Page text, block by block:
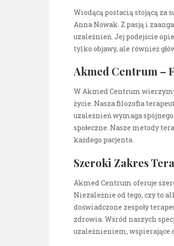
Wiodącą postacią stojącą za
Anna Nowak. Z pasją i
uzależnień. Jej podejście
tylko objawy, ale również
Akmed Centrum –
W Akmed Centrum
życie. Nasza filozofia
uzależnień wymaga
społeczne. Nasze metody
każdego pacjenta.
Szeroki Zakres
Akmed Centrum oferuje
Niezależnie od tego, czy to
doświadczone zespoły
zdrowia. Wśród naszych
uzależnieniem, wspierające